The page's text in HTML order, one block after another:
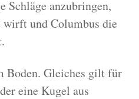
Schläge anzubringen,
wirft und Columbus die
Boden. Gleiches gilt für
eine Kugel aus